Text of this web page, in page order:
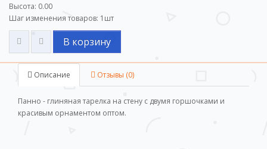
Высота: 0.00
Шаг изменения товаров: 1 шт
В корзину
Описание Отзывы (0)
Панно - глиняная тарелка на стену с двумя горшочками и
красивым орнаментом оптом.